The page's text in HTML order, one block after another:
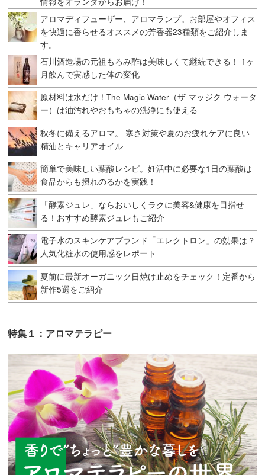
アロマディフューザー、アロマランプ。お部屋やオフィス
を快適に香らせるオススメの芳香器23種類をご紹介しま
す。
石川酒造場の元祖もろみ酢は美味しくて継続できる！ 1ヶ
月飲んで実感した体の変化
原材料は水だけ！The Magic Water（ザ マッジク ウォータ
ー）は油汚れやおもちゃの洗浄にも使える
秋冬に備えるアロマ。 寒さ対策や夏のお疲れケアに良い
精油とキャリアオイル
簡単で美味しい葉酸レシピ。妊活中に必要な1日の葉酸は
食品からも摂れのるかを実践！
「酵素ジュレ」ならおいしくラクに美容&健康を目指せ
る！おすすめ酵素ジュレもご紹介
電子水のスキンケアブランド「エレクトロン」の効果は？
人気化粧水の使用感をレポート
夏前に最新オーガニック日焼け止めをチェック！定番から
新作5選をご紹介
特集１：アロマテラピー